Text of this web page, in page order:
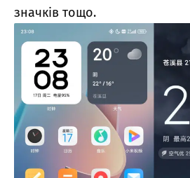
значків тощо.